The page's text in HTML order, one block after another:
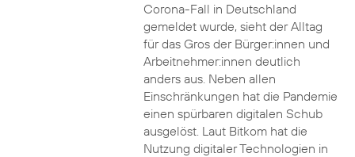
Corona-Fall in Deutschland
gemeldet wurde, sieht der Alltag
für das Gros der Bürger:innen und
Arbeitnehmer:innen deutlich
anders aus. Neben allen
Einschränkungen hat die Pandemie
einen spürbaren digitalen Schub
ausgelöst. Laut Bitkom hat die
Nutzung digitaler Technologien in